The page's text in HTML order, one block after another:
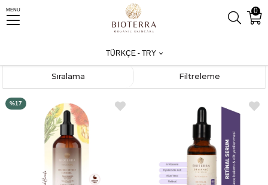
0
MENU
TÜRKÇE - TRY
Filtreleme
Sıralama
%17